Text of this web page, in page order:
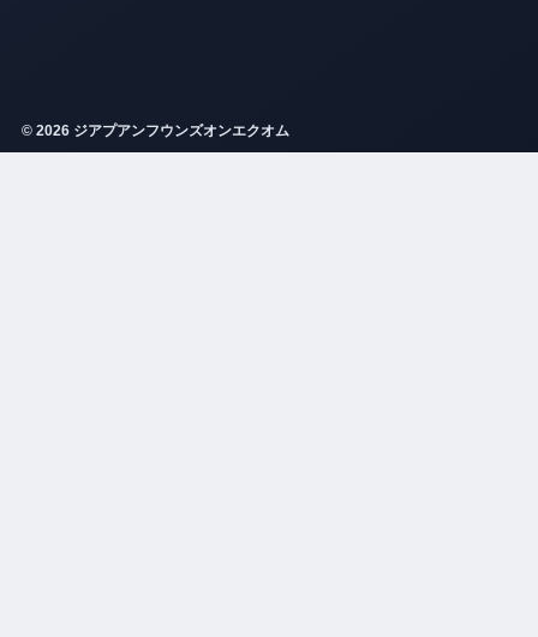
© 2026 ジアプアンフウンズオンエクオム